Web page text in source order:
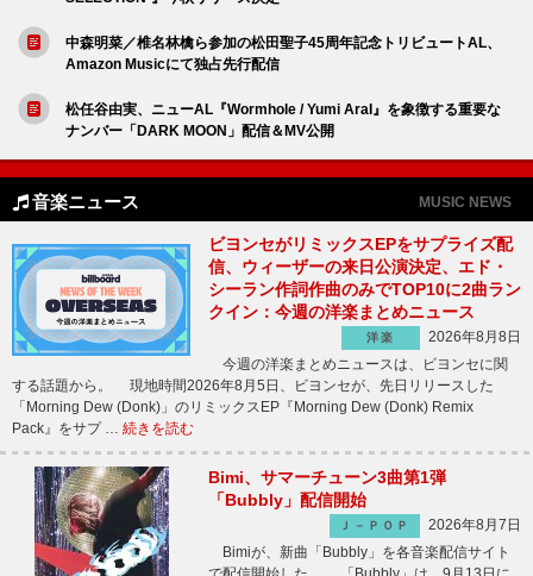
中森明菜／椎名林檎ら参加の松田聖子45周年記念トリビュートAL、
Amazon Musicにて独占先行配信
松任谷由実、ニューAL『Wormhole / Yumi AraI』を象徴する重要な
ナンバー「DARK MOON」配信＆MV公開
音楽ニュース MUSIC NEWS
ビヨンセがリミックスEPをサプライズ配
信、ウィーザーの来日公演決定、エド・
シーラン作詞作曲のみでTOP10に2曲ラン
クイン：今週の洋楽まとめニュース
洋楽
2026年8月8日
今週の洋楽まとめニュースは、ビヨンセに関
する話題から。 現地時間2026年8月5日、ビヨンセが、先日リリースした
「Morning Dew (Donk)」のリミックスEP『Morning Dew (Donk) Remix
Pack』をサプ … 続きを読む
Bimi、サマーチューン3曲第1弾
「Bubbly」配信開始
Ｊ－ＰＯＰ
2026年8月7日
Bimiが、新曲「Bubbly」を各音楽配信サイト